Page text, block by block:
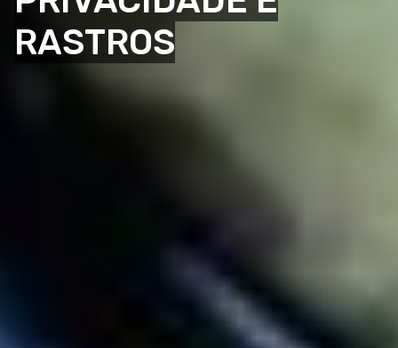
RASTROS